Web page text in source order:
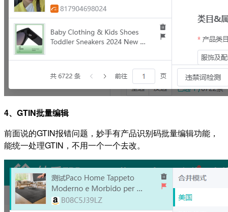
4、GTIN批量编辑
前面说的GTIN报错问题，妙手有产品识别码批量编辑功能，
能统一处理GTIN，不用一个一个去改。